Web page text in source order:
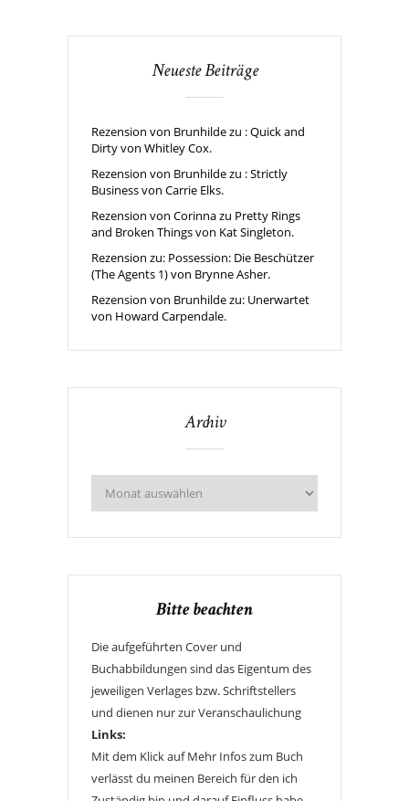
Neueste Beiträge
Rezension von Brunhilde zu : Quick and
Dirty von Whitley Cox.
Rezension von Brunhilde zu : Strictly
Business von Carrie Elks.
Rezension von Corinna zu Pretty Rings
and Broken Things von Kat Singleton.
Rezension zu: Possession: Die Beschützer
(The Agents 1) von Brynne Asher.
Rezension von Brunhilde zu: Unerwartet
von Howard Carpendale.
Archiv
Bitte beachten
Die aufgeführten Cover und
Buchabbildungen sind das Eigentum des
jeweiligen Verlages bzw. Schriftstellers
und dienen nur zur Veranschaulichung
Links:
Mit dem Klick auf Mehr Infos zum Buch
verlässt du meinen Bereich für den ich